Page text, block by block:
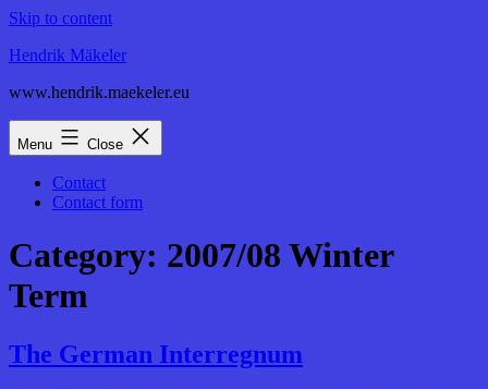
Skip to content
Hendrik Mäkeler
www.hendrik.maekeler.eu
Menu Close
Contact
Contact form
Category: 2007/08 Winter
Term
The German Interregnum